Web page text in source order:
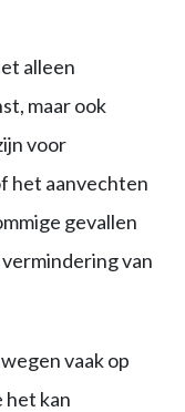
alleen
maar ook
voor
het aanvechten
gevallen
van
vaak op
het kan